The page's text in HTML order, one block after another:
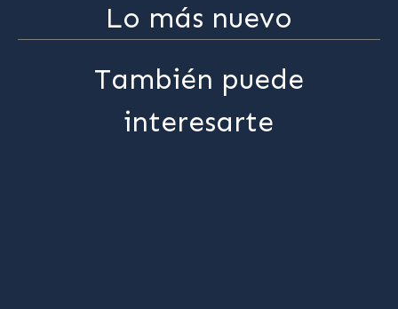
Lo más nuevo
También puede
interesarte